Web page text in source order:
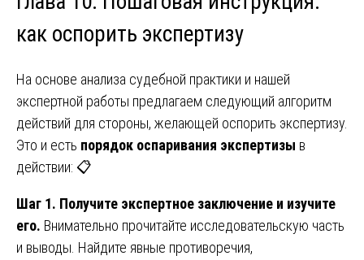
как оспорить экспертизу
На основе анализа судебной практики и нашей
экспертной работы предлагаем следующий алгоритм
действий для стороны, желающей оспорить экспертизу.
Это и есть порядок оспаривания экспертизы в
действии: 📋
Шаг 1. Получите экспертное заключение и изучите
его. Внимательно прочитайте исследовательскую часть
и выводы. Найдите явные противоречия,